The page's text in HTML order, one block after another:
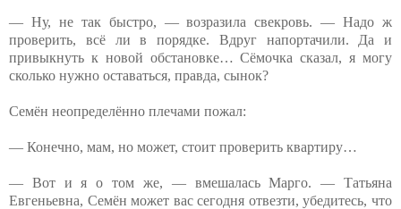
— Ну, не так быстро, — возразила свекровь. — Надо ж
проверить, всё ли в порядке. Вдруг напортачили. Да и
привыкнуть к новой обстановке… Сёмочка сказал, я могу
сколько нужно оставаться, правда, сынок?
Семён неопределённо плечами пожал:
— Конечно, мам, но может, стоит проверить квартиру…
— Вот и я о том же, — вмешалась Марго. — Татьяна
Евгеньевна, Семён может вас сегодня отвезти, убедитесь, что